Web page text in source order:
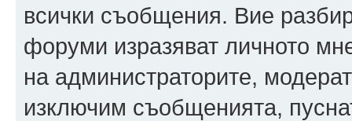
всички съобщения. Вие
форуми изразяват личното
на администраторите,
изключим съобщенията,